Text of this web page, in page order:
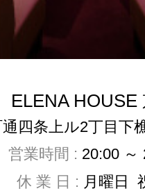
ELENA HOUSE
四条上ル2丁目下
営業時間 : 20:00 ～
休 業 日 : 月曜日